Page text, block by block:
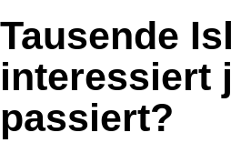
Tausende
interessiert
passiert?